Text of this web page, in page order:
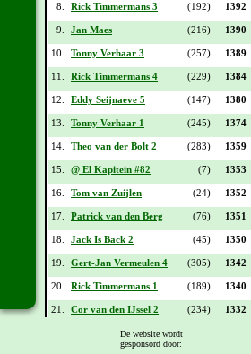
8. Rick Timmermans 3 (192) 1392
9. Jan Maes (216) 1390
10. Tonny Verhaar 3 (257) 1389
11. Rick Timmermans 4 (229) 1384
12. Eddy Seijnaeve 5 (147) 1380
13. Tonny Verhaar 1 (245) 1374
14. Theo van der Bolt 2 (283) 1359
15. @ El Kapitein #82 (7) 1353
16. Tom van Zuijlen (24) 1352
17. Patrick van den Berg (76) 1351
18. Jack Is Back 2 (45) 1350
19. Gert-Jan Vermeulen 4 (305) 1342
20. Rick Timmermans 1 (189) 1340
21. Cor van den IJssel 2 (234) 1332
Maarten van Helvoirt 1
De website wordt
gesponsord door: